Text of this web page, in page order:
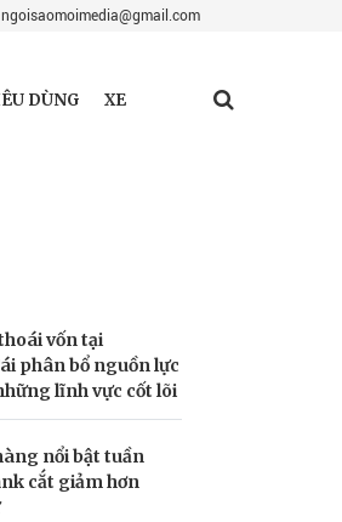
ngoisaomoimedia@gmail.com
DÙNG XE
vốn tại
phân bổ nguồn lực
lĩnh vực cốt lõi
nổi bật tuần
cắt giảm hơn